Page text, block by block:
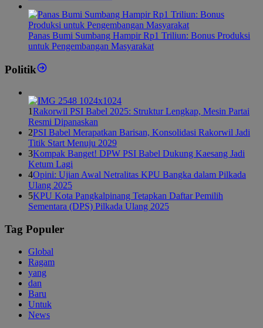
Panas Bumi Sumbang Hampir Rp1 Triliun: Bonus Produksi
untuk Pengembangan Masyarakat
Politik
1Rakorwil PSI Babel 2025: Struktur Lengkap, Mesin Partai
Resmi Dipanaskan
2PSI Babel Merapatkan Barisan, Konsolidasi Rakorwil Jadi
Titik Start Menuju 2029
3Kompak Banget! DPW PSI Babel Dukung Kaesang Jadi
Ketum Lagi
4Opini: Ujian Awal Netralitas KPU Bangka dalam Pilkada
Ulang 2025
5KPU Kota Pangkalpinang Tetapkan Daftar Pemilih
Sementara (DPS) Pilkada Ulang 2025
Tag Populer
Global
Ragam
yang
dan
Baru
Untuk
News